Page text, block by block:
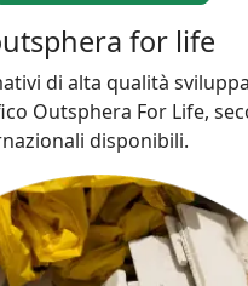
for life
di alta qualità
Outsphera For Life,
disponibili.